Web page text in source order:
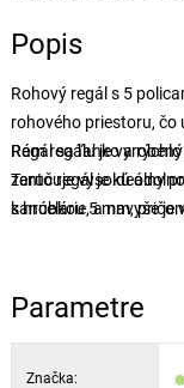
Popis
Rohový regál s 5
rohového priestoru, čo
Rám regálu je
zaručuje vysokú
s hrúbkou 5 mm,
Regál sa ľahko a
Tento regál je ideálny
kancelárie, a navyše
priestoru a zaisťuje
Parametre
Značka: